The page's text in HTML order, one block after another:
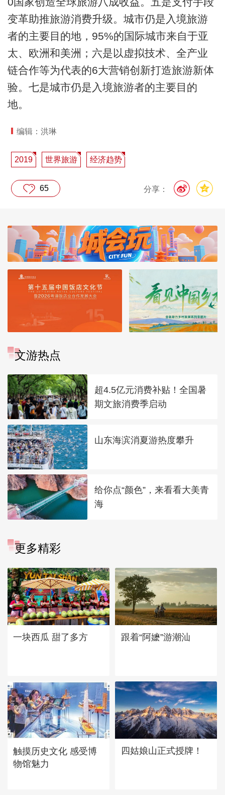
变革助推旅游消费升级。城市仍是入境旅游
者的主要目的地，95%的国际城市来自于亚
太、欧洲和美洲；六是以虚拟技术、全产业
链合作等为代表的6大营销创新打造旅游新体
验。七是城市仍是入境旅游者的主要目的
地。
编辑：洪琳
2019 世界旅游 经济趋势
分享：
65
文游热点
超4.5亿元消费补贴！全国暑
期文旅消费季启动
山东海滨消夏游热度攀升
给你点“颜色”，来看看大美青
海
更多精彩
一块西瓜 甜了多方 跟着“阿嬷”游潮汕
触摸历史文化 感受博
物馆魅力
四姑娘山正式授牌！